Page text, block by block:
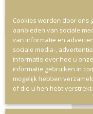
IN
Ook interessant
Cookies worden door ons
aanbieden van sociale
van informatie en
sociale media-,
informatie over hoe u
informatie gebruiken in
mogelijk hebben
of die u hen hebt verstrekt.